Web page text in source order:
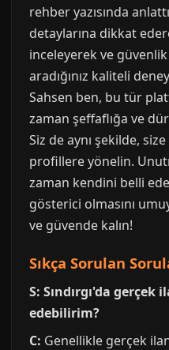
rehber yazısında
detaylarına dikkat
inceleyerek ve
aradığınız kaliteli
Sahsen ben, bu tür
zaman şeffaflığa ve
Siz de aynı şekilde,
profillere yönelin.
zaman kendini belli
gösterici olmasını
ve güvende kalın!
Sıkça Sorulan
S: Sındırgı'da gerçek
edebilirim?
C: Genellikle gerçek